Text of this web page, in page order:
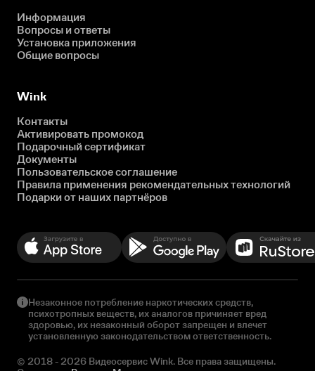
Информация
Вопросы и ответы
Установка приложения
Общие вопросы
Wink
Контакты
Активировать промокод
Подарочный сертификат
Документы
Пользовательское соглашение
Правила применения рекомендательных технологий
Подарки от наших партнёров
Незаконное потребление наркотических средств,
психотропных веществ, их аналогов причиняет вред
здоровью, их незаконный оборот запрещен и влечет
установленную законодательством ответственность.
© 2018 - 2026 Видеосервис Wink. Все права защищены.